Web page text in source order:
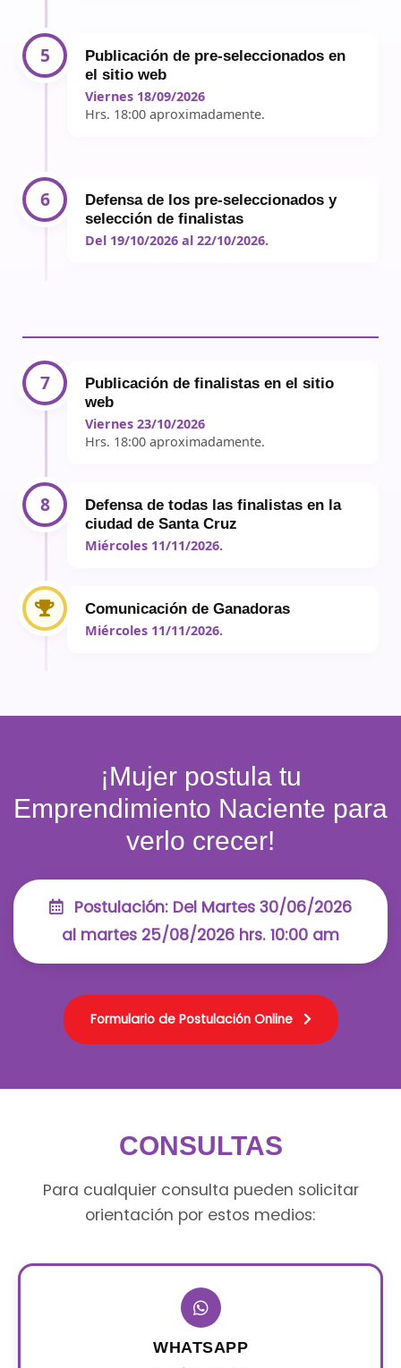
5
Publicación de pre-seleccionados en
el sitio web
Viernes 18/09/2026
Hrs. 18:00 aproximadamente.
6
Defensa de los pre-seleccionados y
selección de finalistas
Del 19/10/2026 al 22/10/2026.
7
Publicación de finalistas en el sitio
web
Viernes 23/10/2026
Hrs. 18:00 aproximadamente.
8
Defensa de todas las finalistas en la
ciudad de Santa Cruz
Miércoles 11/11/2026.
Comunicación de Ganadoras
Miércoles 11/11/2026.
¡Mujer postula tu
Emprendimiento Naciente para
verlo crecer!
Postulación: Del Martes 30/06/2026
al martes 25/08/2026 hrs. 10:00 am
Formulario de Postulación Online
CONSULTAS
Para cualquier consulta pueden solicitar
orientación por estos medios:
WHATSAPP